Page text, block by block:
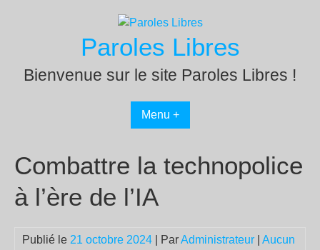
Paroles Libres
Bienvenue sur le site Paroles Libres !
Menu +
Combattre la technopolice
à l’ère de l’IA
Publié le 21 octobre 2024 | ParAdministrateur
Aucun